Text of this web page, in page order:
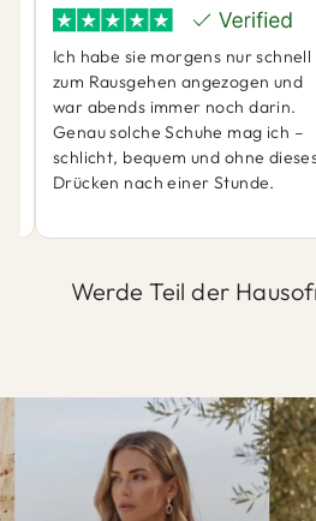
Ich habe sie morgens nur schnell
zum Rausgehen angezogen und
war abends immer noch darin.
Genau solche Schuhe mag ich –
schlicht, bequem und ohne
Drücken nach einer Stunde.
Werde Teil der